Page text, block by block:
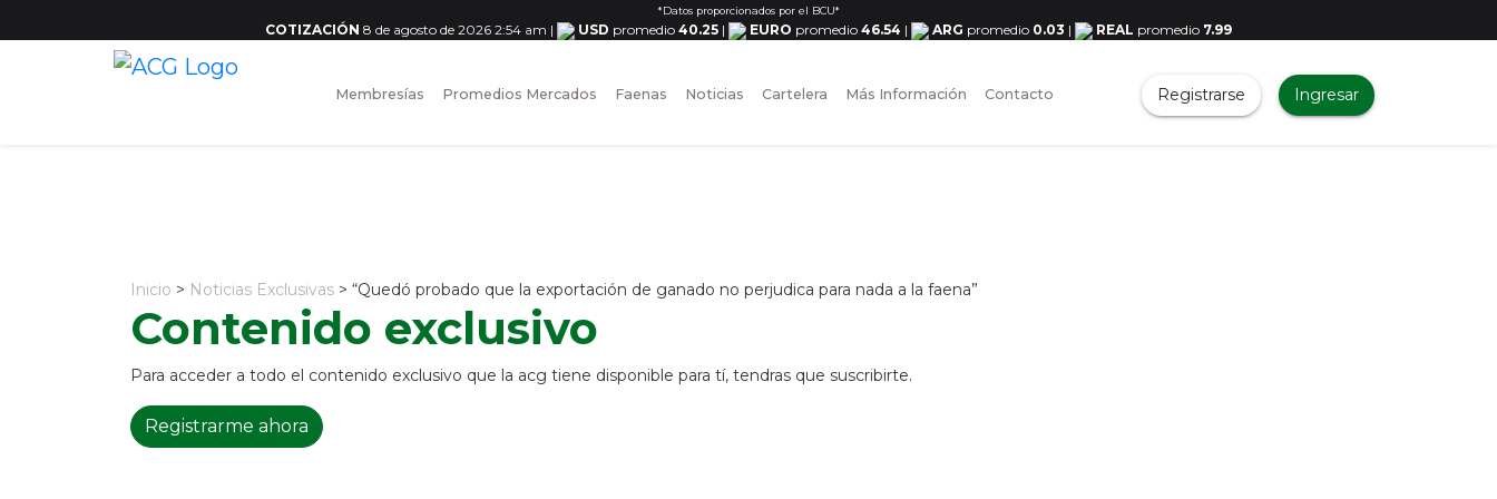
*Datos proporcionados por el BCU*
COTIZACIÓN 8 de agosto de 2026 2:54 am | USD promedio 40.25 | EURO promedio 46.54 | ARG promedio 0.03 | REAL promedio 7.99
Membresías Promedios Mercados Faenas Noticias Cartelera Más Información Contacto Registrarse Ingresar
Inicio > Noticias Exclusivas > “Quedó probado que la exportación de ganado no perjudica para nada a la faena”
Contenido exclusivo
Para acceder a todo el contenido exclusivo que la acg tiene disponible para tí, tendras que suscribirte.
Registrarme ahora